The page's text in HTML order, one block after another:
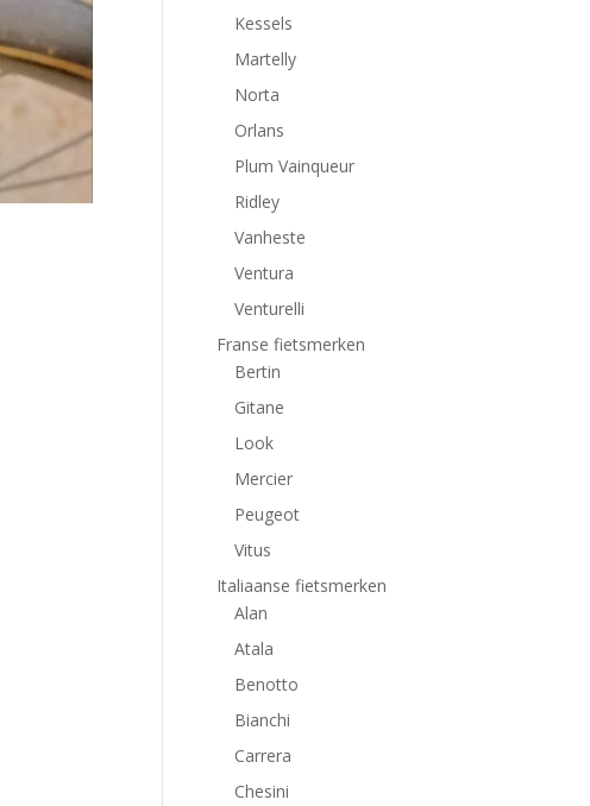
Kessels
Martelly
Norta
Orlans
Plum Vainqueur
Ridley
Vanheste
Ventura
Venturelli
Franse fietsmerken
Bertin
Gitane
Look
Mercier
Peugeot
Vitus
Italiaanse fietsmerken
Alan
Atala
Benotto
Bianchi
Carrera
Chesini